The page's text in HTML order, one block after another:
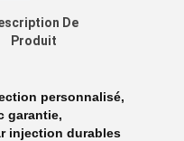
De
Produit
personnalisé,
garantie,
injection durables